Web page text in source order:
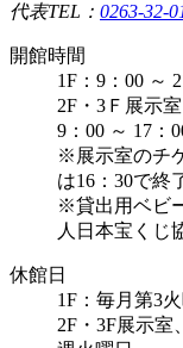
代表TEL： 0263-32-
開館時間
1F：9：00 ～
2F・3Ｆ展示
9：00 ～ 17：
※展示室のチ
は16：30で終
※貸出用ベビ
人日本宝くじ
休館日
1F：毎月第3
2F・3F展示室